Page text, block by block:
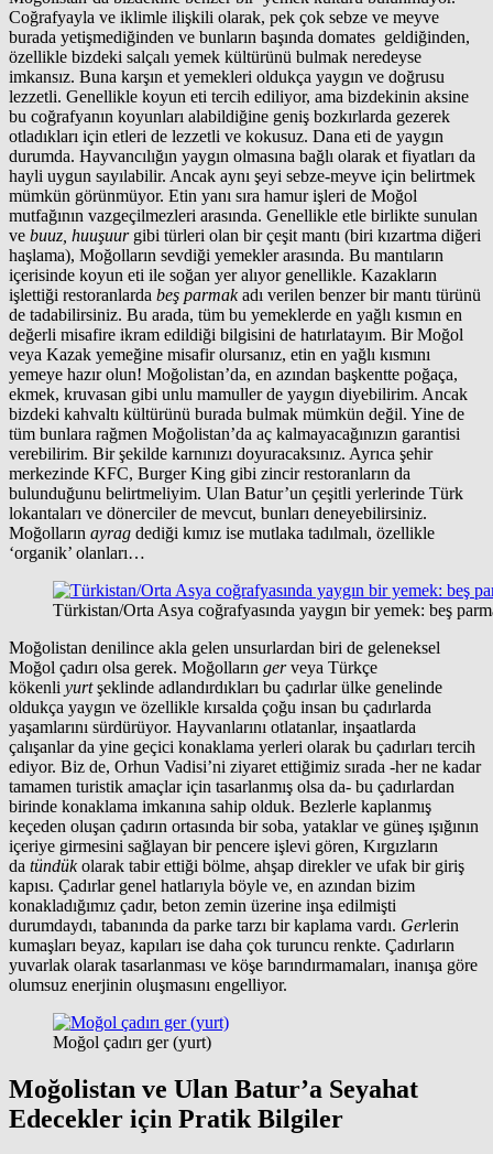
Coğrafyayla ve iklimle ilişkili olarak, pek çok sebze ve meyve
burada yetişmediğinden ve bunların başında domates geldiğinden,
özellikle bizdeki salçalı yemek kültürünü bulmak neredeyse
imkansız. Buna karşın et yemekleri oldukça yaygın ve doğrusu
lezzetli. Genellikle koyun eti tercih ediliyor, ama bizdekinin aksine
bu coğrafyanın koyunları alabildiğine geniş bozkırlarda gezerek
otladıkları için etleri de lezzetli ve kokusuz. Dana eti de yaygın
durumda. Hayvancılığın yaygın olmasına bağlı olarak et fiyatları da
hayli uygun sayılabilir. Ancak aynı şeyi sebze-meyve için belirtmek
mümkün görünmüyor. Etin yanı sıra hamur işleri de Moğol
mutfağının vazgeçilmezleri arasında. Genellikle etle birlikte sunulan
ve buuz, huuşuurgibi türleri olan bir çeşit mantı (biri kızartma diğeri
haşlama), Moğolların sevdiği yemekler arasında. Bu mantıların
içerisinde koyun eti ile soğan yer alıyor genellikle. Kazakların
işlettiği restoranlarda beş parmakadı verilen benzer bir mantı türünü
de tadabilirsiniz. Bu arada, tüm bu yemeklerde en yağlı kısmın en
değerli misafire ikram edildiği bilgisini de hatırlatayım. Bir Moğol
veya Kazak yemeğine misafir olursanız, etin en yağlı kısmını
yemeye hazır olun! Moğolistan’da, en azından başkentte poğaça,
ekmek, kruvasan gibi unlu mamuller de yaygın diyebilirim. Ancak
bizdeki kahvaltı kültürünü burada bulmak mümkün değil. Yine de
tüm bunlara rağmen Moğolistan’da aç kalmayacağınızın garantisi
verebilirim. Bir şekilde karnınızı doyuracaksınız. Ayrıca şehir
merkezinde KFC, Burger King gibi zincir restoranların da
bulunduğunu belirtmeliyim. Ulan Batur’un çeşitli yerlerinde Türk
lokantaları ve dönerciler de mevcut, bunları deneyebilirsiniz.
Moğolların ayrag dediği kımız ise mutlaka tadılmalı, özellikle
‘organik’ olanları…
Türkistan/Orta Asya coğrafyasında yaygın bir yemek: beş
Moğolistan denilince akla gelen unsurlardan biri de geleneksel
Moğol çadırı olsa gerek. Moğolların gerveya Türkçe
kökenli yurtşeklinde adlandırdıkları bu çadırlar ülke genelinde
oldukça yaygın ve özellikle kırsalda çoğu insan bu çadırlarda
yaşamlarını sürdürüyor. Hayvanlarını otlatanlar, inşaatlarda
çalışanlar da yine geçici konaklama yerleri olarak bu çadırları tercih
ediyor. Biz de, Orhun Vadisi’ni ziyaret ettiğimiz sırada -her ne kadar
tamamen turistik amaçlar için tasarlanmış olsa da- bu çadırlardan
birinde konaklama imkanına sahip olduk. Bezlerle kaplanmış
keçeden oluşan çadırın ortasında bir soba, yataklar ve güneş ışığının
içeriye girmesini sağlayan bir pencere işlevi gören, Kırgızların
da tündükolarak tabir ettiği bölme, ahşap direkler ve ufak bir giriş
kapısı. Çadırlar genel hatlarıyla böyle ve, en azından bizim
konakladığımız çadır, beton zemin üzerine inşa edilmişti
durumdaydı, tabanında da parke tarzı bir kaplama vardı. Gerlerin
kumaşları beyaz, kapıları ise daha çok turuncu renkte. Çadırların
yuvarlak olarak tasarlanması ve köşe barındırmamaları, inanışa göre
olumsuz enerjinin oluşmasını engelliyor.
Moğol çadırı ger (yurt)
Moğolistan ve Ulan Batur’a Seyahat
Edecekler için Pratik Bilgiler